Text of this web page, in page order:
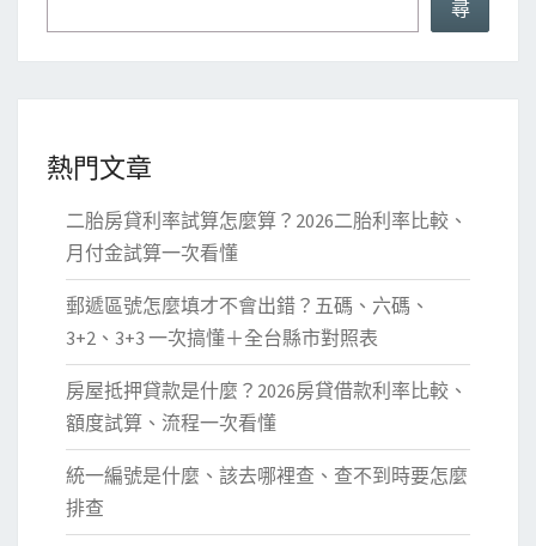
點
申
請
全
攻
略
尋
熱門文章
二胎房貸利率試算怎麼算？2026二胎利率比較、
月付金試算一次看懂
郵遞區號怎麼填才不會出錯？五碼、六碼、
3+2、3+3 一次搞懂＋全台縣市對照表
房屋抵押貸款是什麼？2026房貸借款利率比較、
額度試算、流程一次看懂
統一編號是什麼、該去哪裡查、查不到時要怎麼
排查